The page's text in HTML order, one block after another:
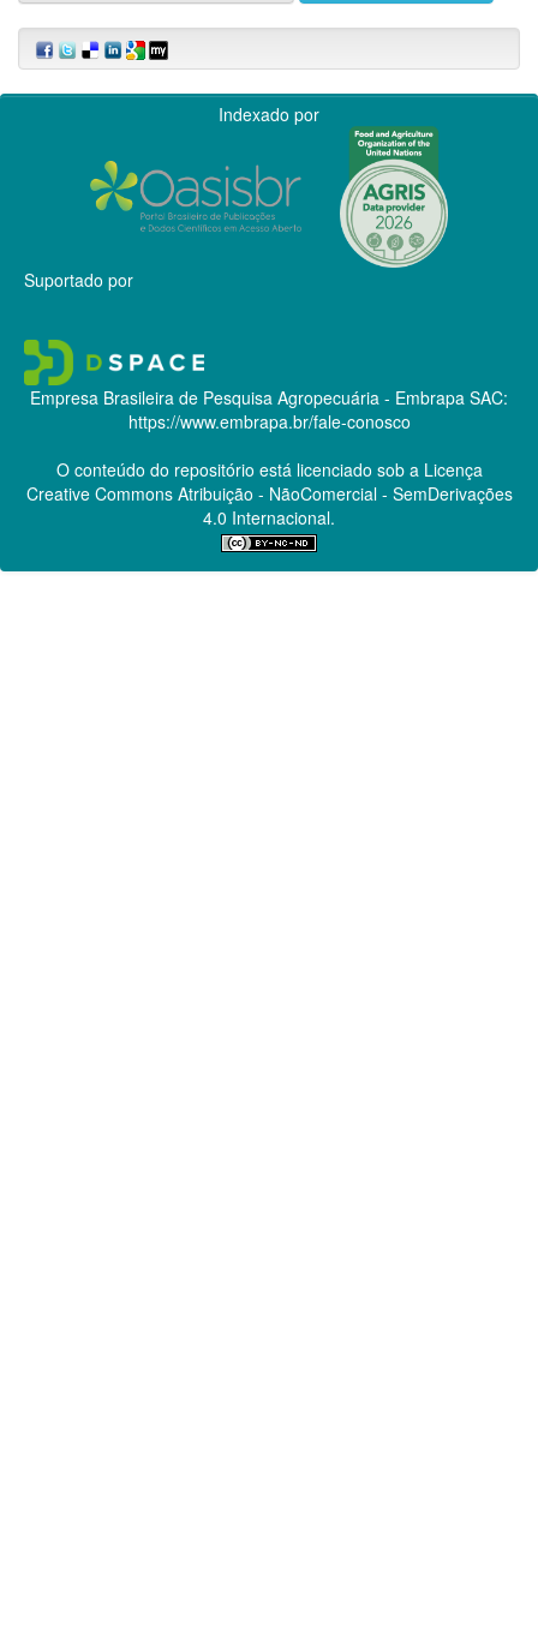
Indexado por
Suportado por
Empresa Brasileira de Pesquisa Agropecuária - Embrapa SAC:
https://www.embrapa.br/fale-conosco
O conteúdo do repositório está licenciado sob a Licença
Creative CommonsAtribuição - NãoComercial - SemDerivações
4.0 Internacional.